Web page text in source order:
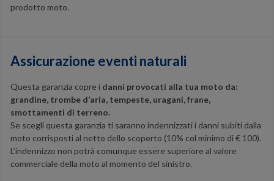
prodotto moto.
Assicurazione eventi naturali
Questa garanzia copre i danni provocati alla tua moto da:
grandine, trombe d’aria, tempeste, uragani, frane,
smottamenti di terreno.
Se scegli questa garanzia ti saranno indennizzati i danni subiti dalla
moto corrisposti al netto dello scoperto (10% col minimo di € 100).
L’indennizzo non potrà comunque essere superiore al valore
commerciale della moto al momento del sinistro.